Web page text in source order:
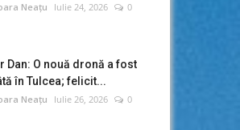
Neațu Iulie 24, 2026
0
Dan: O nouă dronă a fost
în Tulcea; felicit...
Neațu Iulie 26, 2026
0